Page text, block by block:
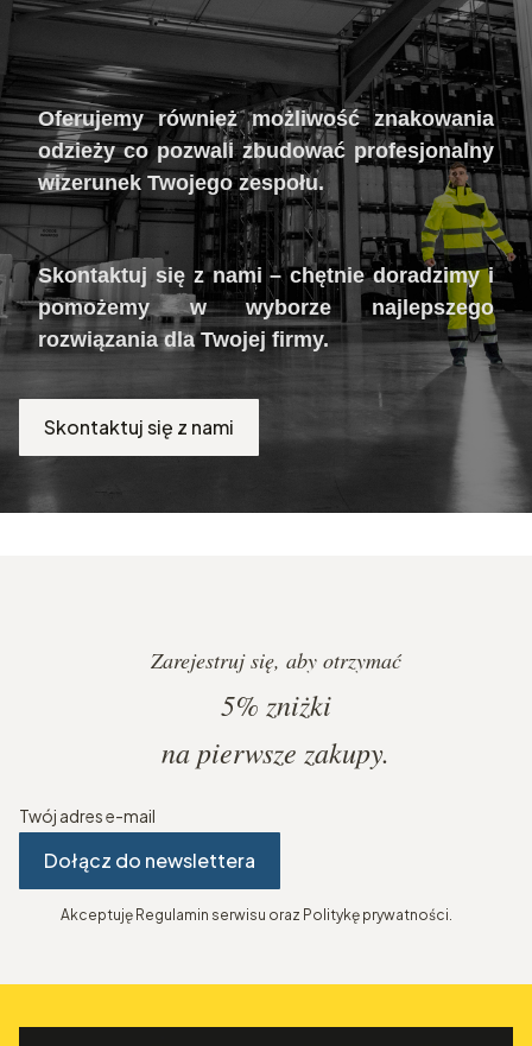
Oferujemy również możliwość znakowania
odzieży co pozwali zbudować profesjonalny
wizerunek Twojego zespołu.
Skontaktuj się z nami – chętnie doradzimy i
pomożemy w wyborze najlepszego
rozwiązania dla Twojej firmy.
Skontaktuj się z nami
Zarejestruj się, aby otrzymać
5% zniżki
na pierwsze zakupy.
Twój adres e-mail
Dołącz do newslettera
Akceptuję Regulamin serwisu oraz Politykę prywatności.